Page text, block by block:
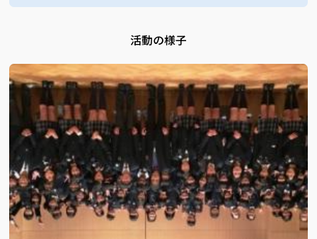
活動の様子